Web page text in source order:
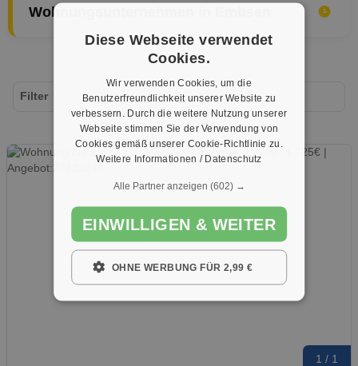
Wohnungsunternehmen in Embsen
1 / 1
Filter
Diese Webseite verwendet
Cookies.
Wir verwenden Cookies, um die
Benutzerfreundlichkeit unserer Website zu
verbessern. Durch die weitere Nutzung unserer
Webseite stimmen Sie der Verwendung von
Cookies gemäß unserer Cookie-Richtlinie zu.
Weitere Informationen / Datenschutz
Alle Partner anzeigen (602) →
EINWILLIGEN & WEITER
OHNE WERBUNG FÜR 2,99 €